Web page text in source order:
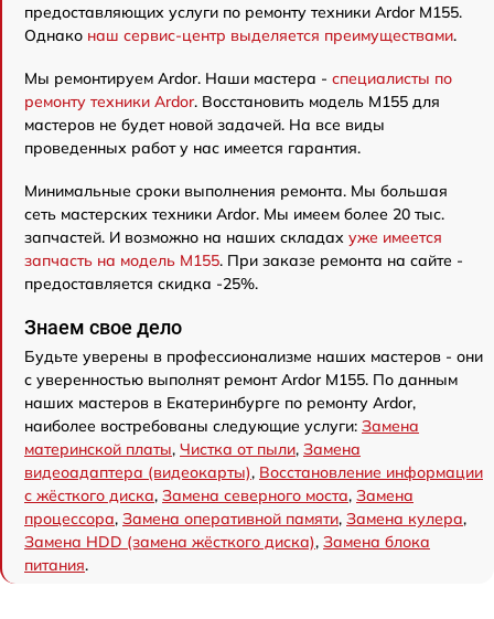
предоставляющих услуги по ремонту техники Ardor M155.
Однако наш сервис-центр выделяется преимуществами.
Мы ремонтируем Ardor. Наши мастера - специалисты по
ремонту техники Ardor. Восстановить модель M155 для
мастеров не будет новой задачей. На все виды
проведенных работ у нас имеется гарантия.
Минимальные сроки выполнения ремонта. Мы большая
сеть мастерских техники Ardor. Мы имеем более 20 тыс.
запчастей. И возможно на наших складах уже имеется
запчасть на модель M155. При заказе ремонта на сайте -
предоставляется скидка -25%.
Знаем свое дело
Будьте уверены в профессионализме наших мастеров - они
с уверенностью выполнят ремонт Ardor M155. По данным
наших мастеров в Екатеринбурге по ремонту Ardor,
наиболее востребованы следующие услуги: Замена
материнской платы, Чистка от пыли, Замена
видеоадаптера (видеокарты), Восстановление информации
с жёсткого диска, Замена северного моста, Замена
процессора, Замена оперативной памяти, Замена кулера,
Замена HDD (замена жёсткого диска), Замена блока
питания.